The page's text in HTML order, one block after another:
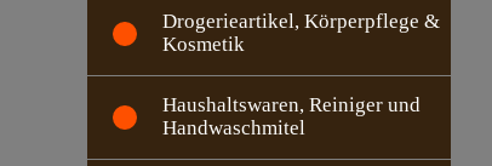
Drogerieartikel, Körperpflege &
Kosmetik
Haushaltswaren, Reiniger und
Handwaschmitel